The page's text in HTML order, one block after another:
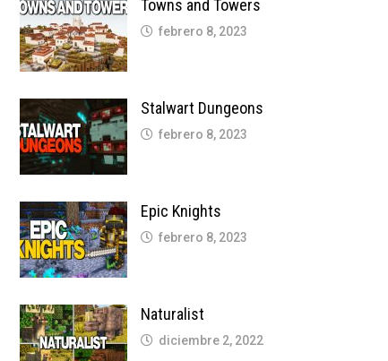
Towns and Towers
febrero 8, 2023
Stalwart Dungeons
febrero 8, 2023
Epic Knights
febrero 8, 2023
Naturalist
diciembre 2, 2022